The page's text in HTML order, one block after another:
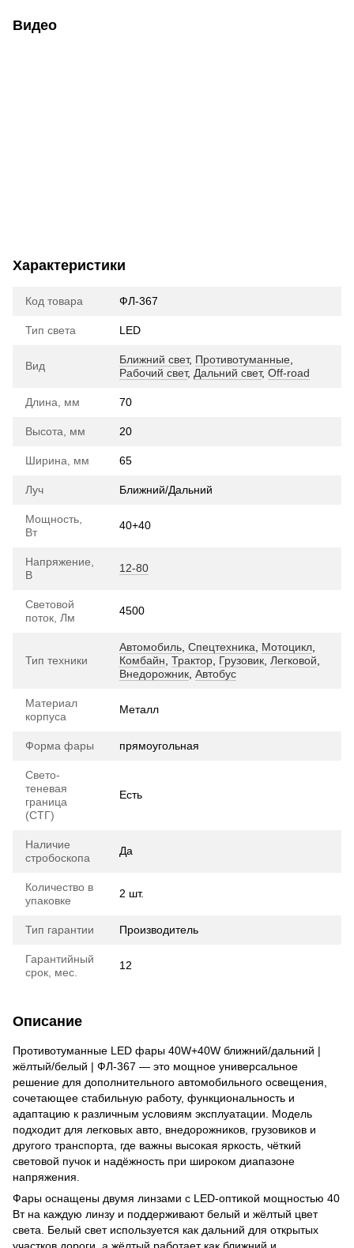
Видео
Характеристики
Код товара ФЛ-367
Тип света LED
Вид Ближний свет, Противотуманные
Рабочий свет, Дальний свет, Off-road
Длина, мм 70
Высота, мм 20
Ширина, мм 65
Луч Ближний/Дальний
Мощность,
Вт
40+40
Напряжение,
В
12-80
Световой
поток, Лм
4500
Тип техники
Автомобиль Спецтехника Мотоцикл
Комбайн Трактор Грузовик Легковой
Внедорожник Автобус
Материал
корпуса
Металл
Форма фары прямоугольная
Свето-
теневая
граница
(СТГ)
Есть
Наличие
стробоскопа
Да
Количество в
упаковке
2 шт.
Тип гарантии Производитель
Гарантийный
срок, мес.
12
Описание
Противотуманные LED фары 40W+40W ближний/дальний |
жёлтый/белый | ФЛ-367 — это мощное универсальное
решение для дополнительного автомобильного освещения,
сочетающее стабильную работу, функциональность и
адаптацию к различным условиям эксплуатации. Модель
подходит для легковых авто, внедорожников, грузовиков и
другого транспорта, где важны высокая яркость, чёткий
световой пучок и надёжность при широком диапазоне
напряжения.
Фары оснащены двумя линзами с LED-оптикой мощностью 40
Вт на каждую линзу и поддерживают белый и жёлтый цвет
света. Белый свет используется как дальний для открытых
участков дороги, а жёлтый работает как ближний и